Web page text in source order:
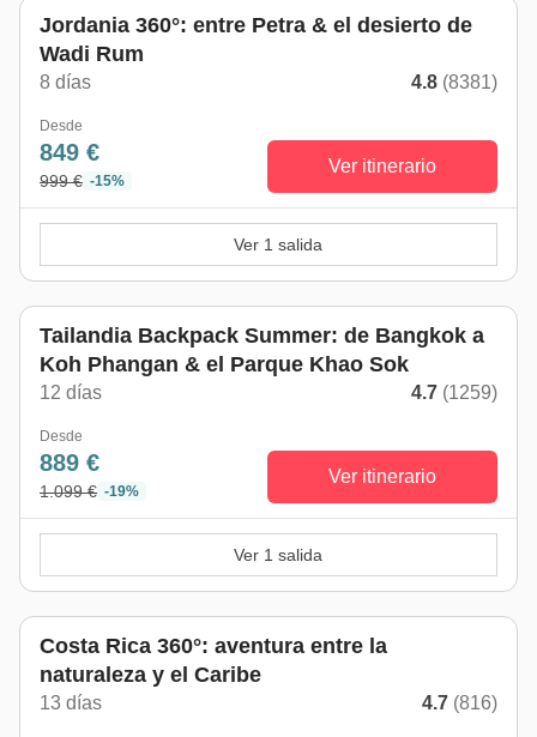
Jordania 360°: entre Petra & el desierto de
Wadi Rum
8 días 4.8 (8381)
Desde
849 €
999 € -15%
Ver itinerario
Ver 1 salida
Tailandia Backpack Summer: de Bangkok a
Koh Phangan & el Parque Khao Sok
12 días 4.7 (1259)
Desde
889 €
1.099 € -19%
Ver itinerario
Ver 1 salida
Costa Rica 360°: aventura entre la
naturaleza y el Caribe
13 días 4.7 (816)